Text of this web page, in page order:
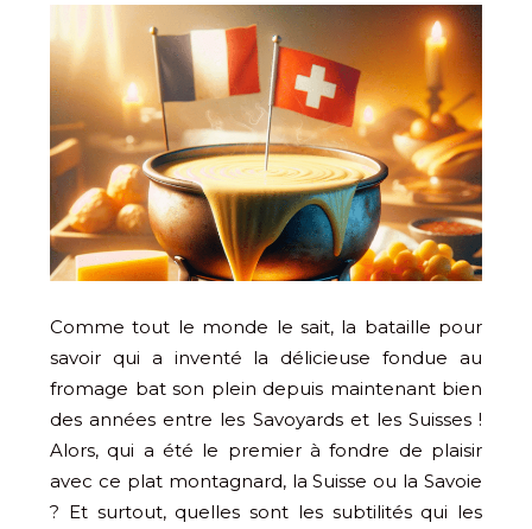
Comme tout le monde le sait, la bataille pour
savoir qui a inventé la délicieuse fondue au
fromage bat son plein depuis maintenant bien
des années entre les Savoyards et les Suisses !
Alors, qui a été le premier à fondre de plaisir
avec ce plat montagnard, la Suisse ou la Savoie
? Et surtout, quelles sont les subtilités qui les